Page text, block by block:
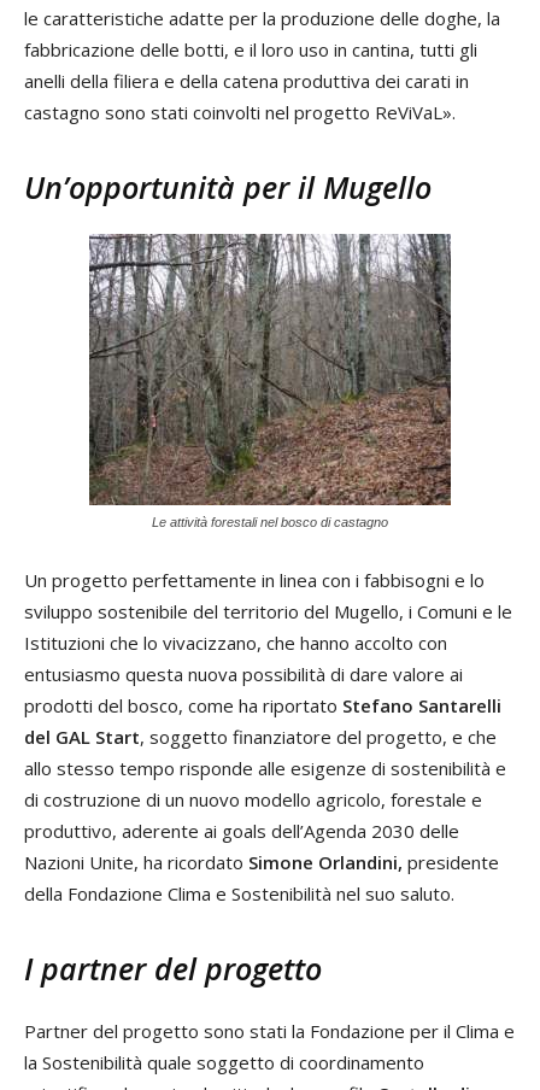
le caratteristiche adatte per la produzione delle doghe, la
fabbricazione delle botti, e il loro uso in cantina, tutti gli
anelli della filiera e della catena produttiva dei carati in
castagno sono stati coinvolti nel progetto ReViVaL».
Un’opportunità per il Mugello
Le attività forestali nel bosco di castagno
Un progetto perfettamente in linea con i fabbisogni e lo
sviluppo sostenibile del territorio del Mugello, i Comuni e le
Istituzioni che lo vivacizzano, che hanno accolto con
entusiasmo questa nuova possibilità di dare valore ai
prodotti del bosco, come ha riportato Stefano Santarelli
del GAL Start, soggetto finanziatore del progetto, e che
allo stesso tempo risponde alle esigenze di sostenibilità e
di costruzione di un nuovo modello agricolo, forestale e
produttivo, aderente ai goals dell’Agenda 2030 delle
Nazioni Unite, ha ricordato Simone Orlandini, presidente
della Fondazione Clima e Sostenibilità nel suo saluto.
I partner del progetto
Partner del progetto sono stati la Fondazione per il Clima e
la Sostenibilità quale soggetto di coordinamento